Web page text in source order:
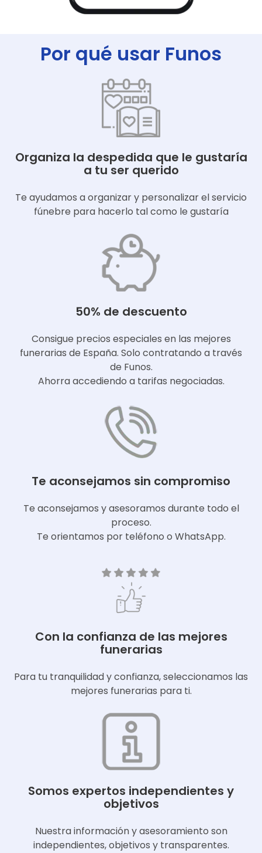
Por qué usar Funos
Organiza la despedida que le gustaría
a tu ser querido
Te ayudamos a organizar y personalizar el servicio
fúnebre para hacerlo tal como le gustaría
50% de descuento
Consigue precios especiales en las mejores
funerarias de España. Solo contratando a través
de Funos.
Ahorra accediendo a tarifas negociadas.
Te aconsejamos sin compromiso
Te aconsejamos y asesoramos durante todo el
proceso.
Te orientamos por teléfono o WhatsApp.
Con la confianza de las mejores
funerarias
Para tu tranquilidad y confianza, seleccionamos las
mejores funerarias para ti.
Somos expertos independientes y
objetivos
Nuestra información y asesoramiento son
independientes, objetivos y transparentes.